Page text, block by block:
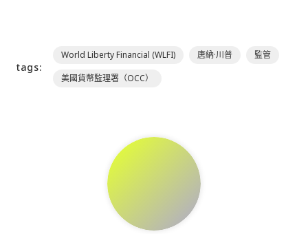
tags:
World Liberty Financial (WLFI) 唐納·川普
監管
美國貨幣監理署（OCC）